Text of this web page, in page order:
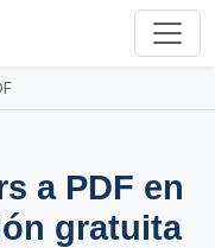
a PDF en
gratuita